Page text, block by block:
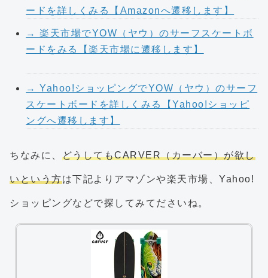
ードを詳しくみる【Amazonへ遷移します】
→ 楽天市場でYOW（ヤウ）のサーフスケートボ
ードをみる【楽天市場に遷移します】
→ Yahoo!ショッピングでYOW（ヤウ）のサーフ
スケートボードを詳しくみる【Yahoo!ショッピ
ングへ遷移します】
ちなみに、 どうしてもCARVER（カーバー）が欲し
いという方は下記よりアマゾンや楽天市場、Yahoo!
ショッピングなどで探してみてださいね。